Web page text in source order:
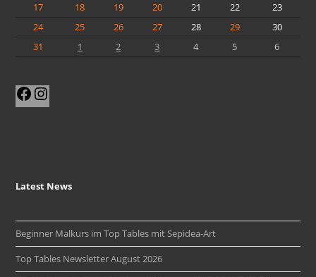
17
18 19 20 21 22
23
24
25 26 27 28 29
30
31
1 2 3 4 5 6
Facebook
Latest News
Beginner Malkurs im Top Tables mit Sepidea-Art
Top Tables Newsletter August 2026